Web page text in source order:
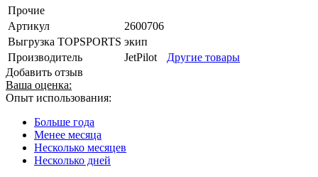
Прочие
Артикул
2600706
Выгрузка TOPSPORTS экип
Производитель
JetPilot
Другие товары
Добавить отзыв
Ваша оценка:
Опыт использования:
Больше года
Менее месяца
Несколько месяцев
Несколько дней